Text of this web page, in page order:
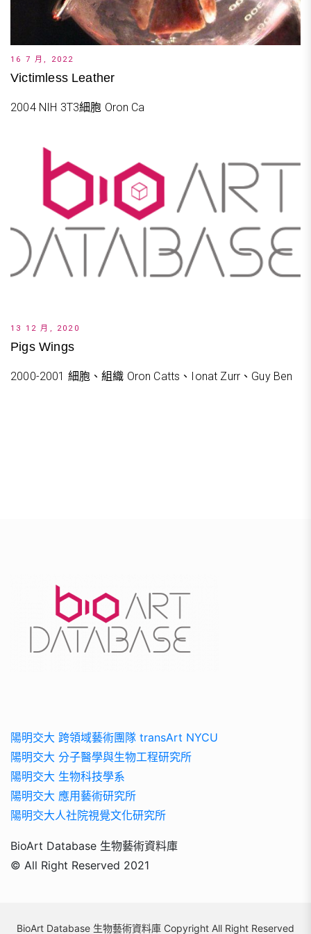
16 7 月, 2022
Victimless Leather
2004 NIH 3T3細胞 Oron Ca
13 12 月, 2020
Pigs Wings
2000-2001 細胞、組織 Oron Catts、Ionat Zurr、Guy Ben
陽明交大 跨領域藝術團隊 transArt NYCU
陽明交大 分子醫學與生物工程研究所
陽明交大 生物科技學系
陽明交大 應用藝術研究所
陽明交大人社院視覺文化研究所
BioArt Database 生物藝術資料庫
© All Right Reserved 2021
BioArt Database 生物藝術資料庫 Copyright All Right Reserved